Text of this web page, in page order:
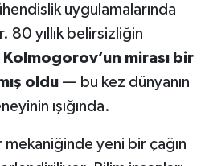
uygulamalarında
80 yıllık belirsizliğin
Kolmogorov’un mirası bir
oldu— bu kez dünyanın
ışığında.
mekaniğinde yeni bir çağın